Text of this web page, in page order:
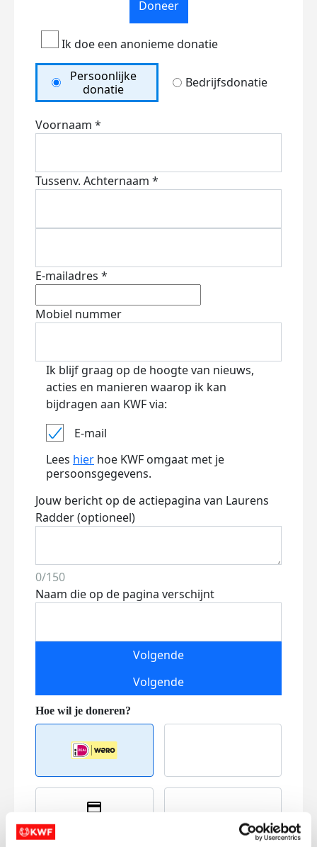
Doneer
Ik doe een anonieme donatie
Persoonlijke
donatie
Bedrijfsdonatie
Voornaam *
Tussenv. Achternaam *
E-mailadres *
Mobiel nummer
Ik blijf graag op de hoogte van nieuws,
acties en manieren waarop ik kan
bijdragen aan KWF via:
E-mail
Lees hier hoe KWF omgaat met je
persoonsgegevens.
Jouw bericht op de actiepagina van Laurens
Radder (optioneel)
0/150
Naam die op de pagina verschijnt
Volgende
Volgende